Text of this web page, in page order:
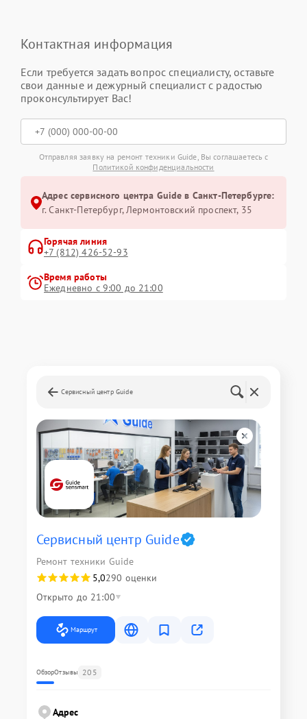
Контактная информация
Если требуется задать вопрос специалисту, оставьте
свои данные и дежурный специалист с радостью
проконсультирует Вас!
Отправляя заявку на ремонт техники Guide, Вы соглашаетесь с
Политикой конфиденциальности
Адрес сервисного центра Guide в Санкт-Петербурге:
г. Санкт-Петербург, Лермонтовский проспект, 35
Горячая линия
+7 (812) 426-52-93
Время работы
Ежедневно с 9:00 до 21:00
Сервисный центр Guide
Сервисный центр Guide
Ремонт техники Guide
5,0290 оценки
Открыто до 21:00
Маршрут
ОбзорОтзывы 205
Адрес